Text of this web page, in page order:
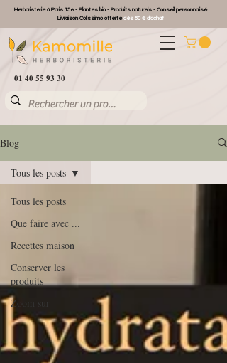
Herboristerie à Paris 15e - Plantes bio - Produits naturels - Conseil personnalisé
Livraison Colissimo offertedès 60 € d'achat
01 40 55 93 30
Blog
Tous les posts
Que faire avec ...
Recettes maison
Conserver les
produits
Zoom sur
Tous les posts